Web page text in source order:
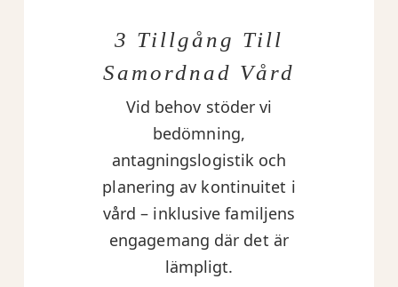
3 Tillgång Till
Samordnad Vård
Vid behov stöder vi
bedömning,
antagningslogistik och
planering av kontinuitet i
vård – inklusive familjens
engagemang där det är
lämpligt.